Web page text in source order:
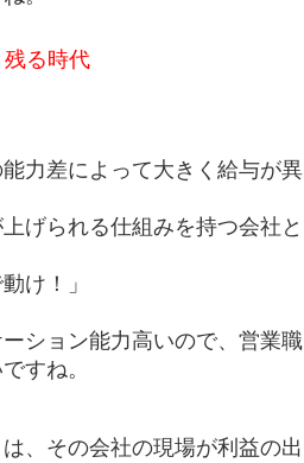
る時代
力差によって大きく給与が異
げられる仕組みを持つ会社と
け！」
ション能力高いので、営業職
すね。
、その会社の現場が利益の出